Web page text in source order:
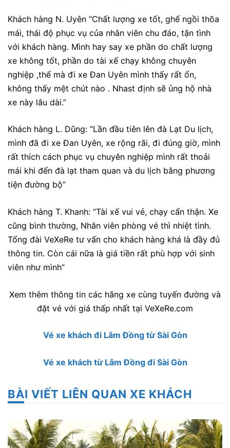
Khách hàng N. Uyên “Chất lượng xe tốt, ghế ngồi thõa
mái, thái độ phục vụ của nhân viên chu đáo, tận tình
với khách hàng. Mình hay say xe phần do chất lượng
xe không tốt, phần do tài xế chạy không chuyên
nghiệp ,thế mà đi xe Đan Uyên mình thấy rất ổn,
không thấy mệt chút nào . Nhast định sẽ ủng hộ nhà
xe này lâu dài.”
Khách hàng L. Dũng: “Lần đầu tiên lên đà Lạt Du lịch,
mình đã đi xe Đan Uyên, xe rộng rãi, đi đúng giờ, mình
rất thích cách phục vụ chuyên nghiệp mình rất thoải
mái khi đến đà lạt tham quan và du lịch bằng phương
tiện đường bộ”
Khách hàng T. Khanh: “Tài xế vui vẻ, chạy cẩn thận. Xe
cũng bình thường, Nhân viên phòng vé thì nhiệt tình.
Tổng đài VeXeRe tư vấn cho khách hàng khá là đầy đủ
thông tin. Còn cái nữa là giá tiền rất phù hợp với sinh
viên như mình”
Xem thêm thông tin các hãng xe cùng tuyến đường và
đặt vé với giá thấp nhất tại VeXeRe.com
Vé xe khách đi Lâm Đồng từ Sài Gòn
Vé xe khách từ Lâm Đồng đi Sài Gòn
BÀI VIẾT LIÊN QUAN XE KHÁCH